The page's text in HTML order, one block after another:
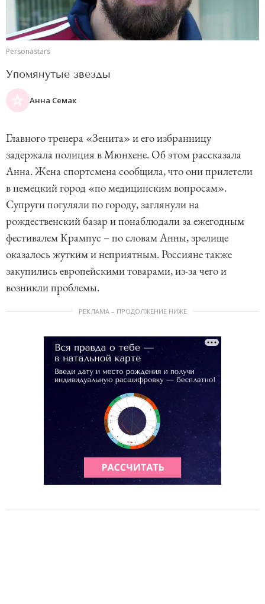
Personastars
Упомянутые звезды
Анна Семак
Главного тренера «Зенита» и его избранницу
задержала полиция в Мюнхене. Об этом рассказала
Анна. Жена спортсмена сообщила, что они прилетели
в немецкий город «по медицинским вопросам».
Супруги погуляли по городу, заглянули на
рождественский базар и понаблюдали за ежегодным
фестивалем Крампус – по словам Анны, зрелище
оказалось жутким и неприятным. Россияне также
закупились европейскими товарами, из-за чего и
возникли проблемы.
РЕКЛАМА – ПРОДОЛЖЕНИЕ НИЖЕ